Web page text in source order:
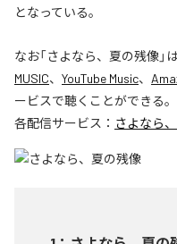
となっている。
なお「さよなら、夏の残像」
MUSIC、 YouTube Music、
ービスで聴くことができる。
各配信サービス： さよなら